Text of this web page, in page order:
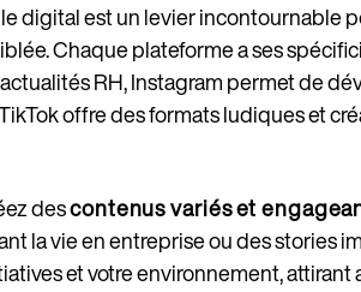
digital est un levier incontournable
Chaque plateforme a ses
RH, Instagram permet de
offre des formats ludiques et
descontenus variés et
la vie en entreprise ou des stories
et votre environnement,